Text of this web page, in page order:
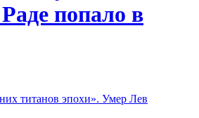
попало в
титанов эпохи». Умер Лев